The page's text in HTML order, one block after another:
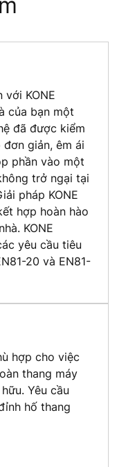
KONE
của bạn một
đã được kiểm
giản, êm ái
phần vào một
trở ngại tại
pháp KONE
hợp hoàn hào
KONE
yêu cầu tiêu
20 và EN81-
hợp cho việc
thang máy
Yêu cầu
hố thang